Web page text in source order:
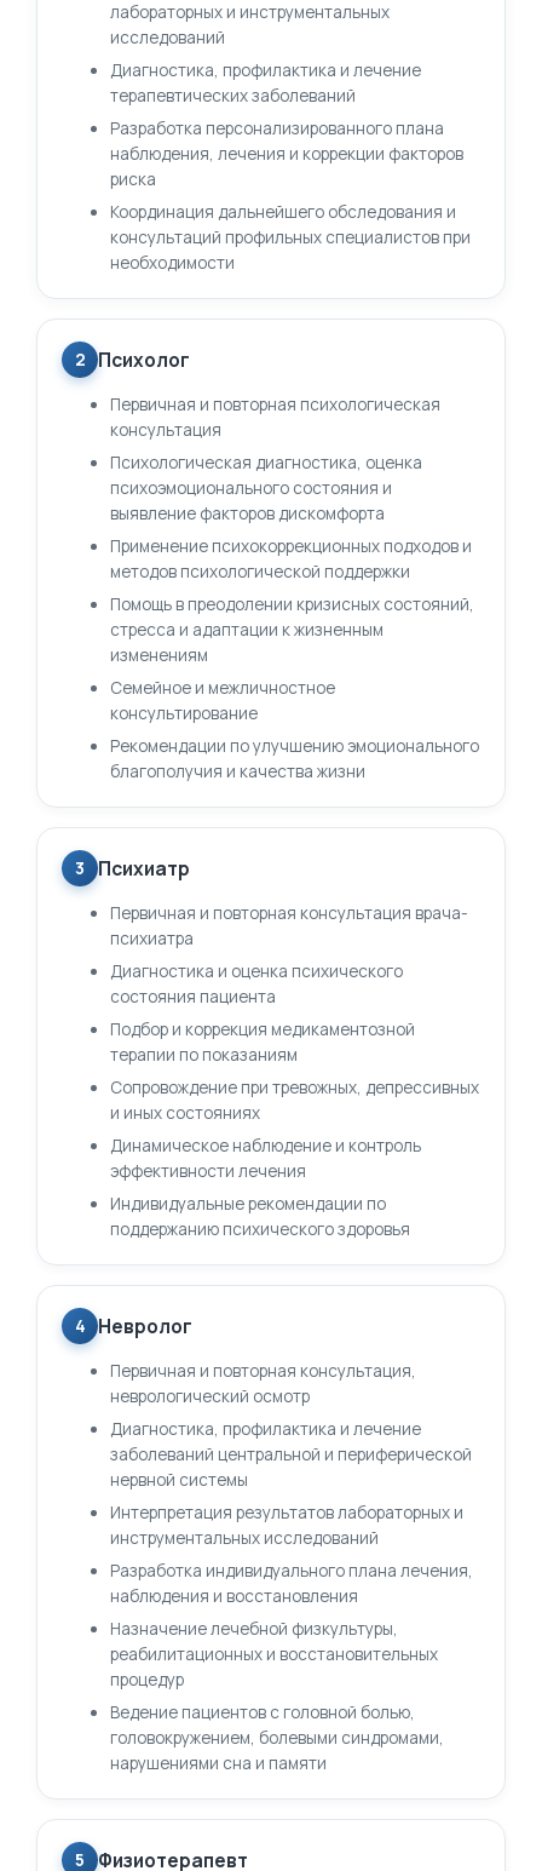
лабораторных и инструментальных
исследований
Диагностика, профилактика и лечение
терапевтических заболеваний
Разработка персонализированного плана
наблюдения, лечения и коррекции факторов
риска
Координация дальнейшего обследования и
консультаций профильных специалистов при
необходимости
2 Психолог
Первичная и повторная психологическая
консультация
Психологическая диагностика, оценка
психоэмоционального состояния и
выявление факторов дискомфорта
Применение психокоррекционных подходов и
методов психологической поддержки
Помощь в преодолении кризисных состояний,
стресса и адаптации к жизненным
изменениям
Семейное и межличностное
консультирование
Рекомендации по улучшению эмоционального
благополучия и качества жизни
3 Психиатр
Первичная и повторная консультация врача-
психиатра
Диагностика и оценка психического
состояния пациента
Подбор и коррекция медикаментозной
терапии по показаниям
Сопровождение при тревожных, депрессивных
и иных состояниях
Динамическое наблюдение и контроль
эффективности лечения
Индивидуальные рекомендации по
поддержанию психического здоровья
4 Невролог
Первичная и повторная консультация,
неврологический осмотр
Диагностика, профилактика и лечение
заболеваний центральной и периферической
нервной системы
Интерпретация результатов лабораторных и
инструментальных исследований
Разработка индивидуального плана лечения,
наблюдения и восстановления
Назначение лечебной физкультуры,
реабилитационных и восстановительных
процедур
Ведение пациентов с головной болью,
головокружением, болевыми синдромами,
нарушениями сна и памяти
5 Физиотерапевт